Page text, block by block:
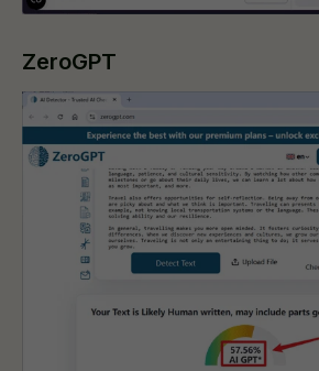
ZeroGPT